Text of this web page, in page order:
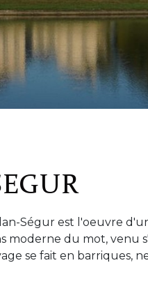
Ségur est l'oeuvre
moderne du mot, venu
se fait en barriques,